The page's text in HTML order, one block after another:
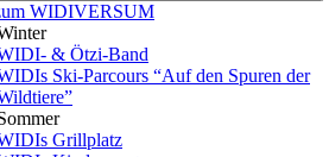
WIDIVERSUM
& Ötzi-Band
Ski-Parcours “Auf den Spuren der
Grillplatz